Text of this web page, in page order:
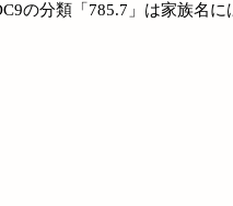
の分類「785.7」は家族名